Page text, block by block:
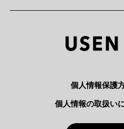
個人情報保護
個人情報の取扱い